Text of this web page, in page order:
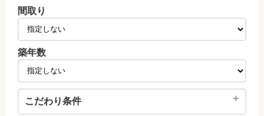
間取り
築年数
こだわり条件 +